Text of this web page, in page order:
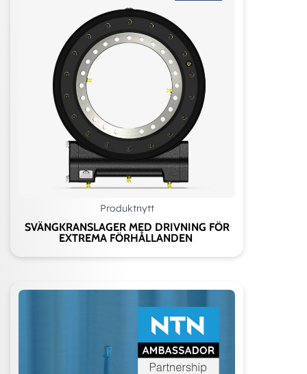
Produktnytt
SVÄNGKRANSLAGER MED DRIVNING FÖR
EXTREMA FÖRHÅLLANDEN